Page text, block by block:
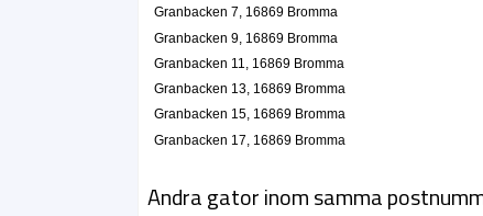
Granbacken 7, 16869 Bromma
Granbacken 9, 16869 Bromma
Granbacken 11, 16869 Bromma
Granbacken 13, 16869 Bromma
Granbacken 15, 16869 Bromma
Granbacken 17, 16869 Bromma
Andra gator inom samma